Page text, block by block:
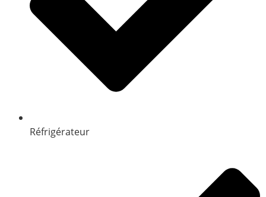
Réfrigérateur